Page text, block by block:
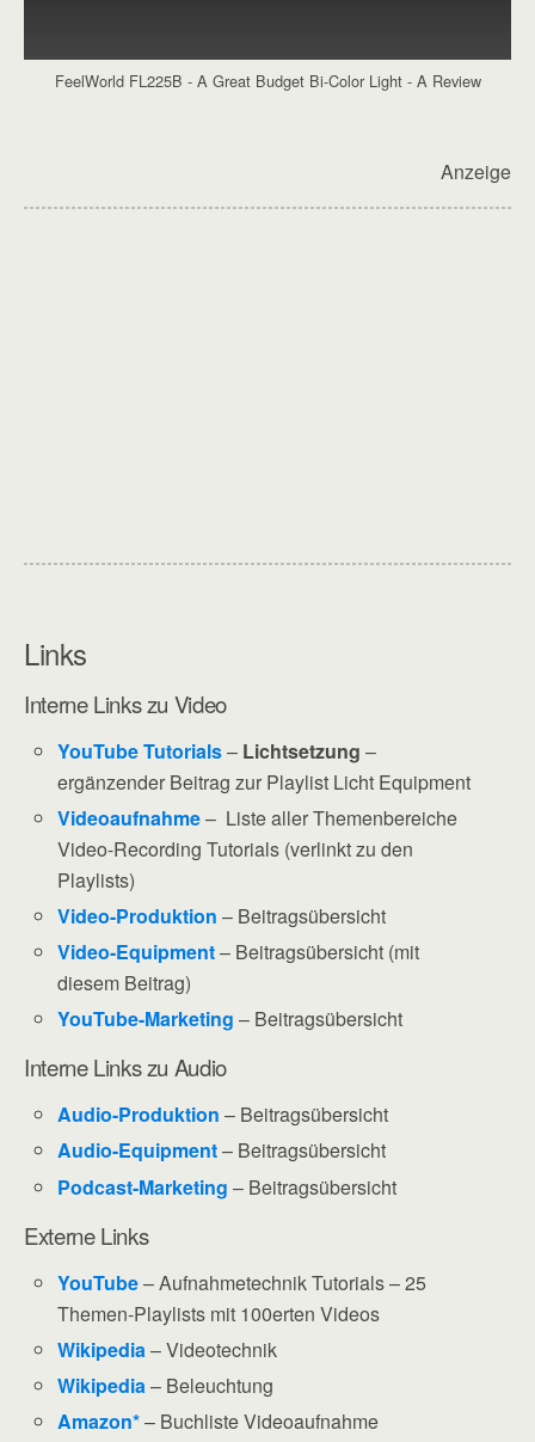
FeelWorld FL225B - A Great Budget Bi-Color Light - A Review
Anzeige
Links
Interne Links zu Video
YouTube Tutorials– Lichtsetzung –
ergänzender Beitrag zur Playlist Licht Equipment
Videoaufnahme– Liste aller Themenbereiche
Video-Recording Tutorials (verlinkt zu den
Playlists)
Video-Produktion – Beitragsübersicht
Video-Equipment– Beitragsübersicht (mit
diesem Beitrag)
YouTube-Marketing – Beitragsübersicht
Interne Links zu Audio
Audio-Produktion – Beitragsübersicht
Audio-Equipment– Beitragsübersicht
Podcast-Marketing – Beitragsübersicht
Externe Links
YouTube– Aufnahmetechnik Tutorials – 25
Themen-Playlists mit 100erten Videos
Wikipedia– Videotechnik
Wikipedia– Beleuchtung
Amazon*– Buchliste Videoaufnahme